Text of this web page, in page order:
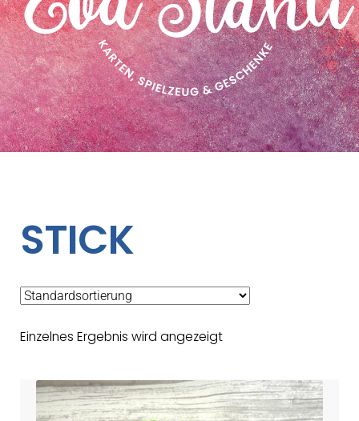
STICK
Einzelnes Ergebnis wird angezeigt